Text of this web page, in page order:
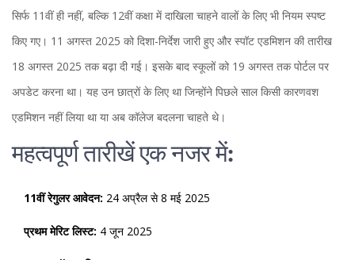
सिर्फ 11वीं ही नहीं, बल्कि 12वीं कक्षा में दाखिला चाहने वालों के लिए भी नियम स्पष्ट
किए गए। 11 अगस्त 2025 को दिशा-निर्देश जारी हुए और स्पॉट एडमिशन की तारीख
18 अगस्त 2025 तक बढ़ा दी गई। इसके बाद स्कूलों को 19 अगस्त तक पोर्टल पर
अपडेट करना था। यह उन छात्रों के लिए था जिन्होंने पिछले साल किसी कारणवश
एडमिशन नहीं लिया था या अब कॉलेज बदलना चाहते थे।
महत्वपूर्ण तारीखें एक नजर में:
11वीं रेगुलर आवेदन: 24 अप्रैल से 8 मई 2025
प्रथम मेरिट लिस्ट: 4 जून 2025